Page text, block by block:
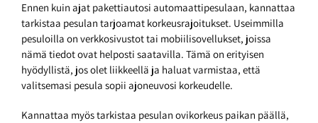
Ennen kuin ajat pakettiautosi automaattipesulaan, kannattaa
tarkistaa pesulan tarjoamat korkeusrajoitukset. Useimmilla
pesuloilla on verkkosivustot tai mobiilisovellukset, joissa
nämä tiedot ovat helposti saatavilla. Tämä on erityisen
hyödyllistä, jos olet liikkeellä ja haluat varmistaa, että
valitsemasi pesula sopii ajoneuvosi korkeudelle.
Kannattaa myös tarkistaa pesulan ovikorkeus paikan päällä,